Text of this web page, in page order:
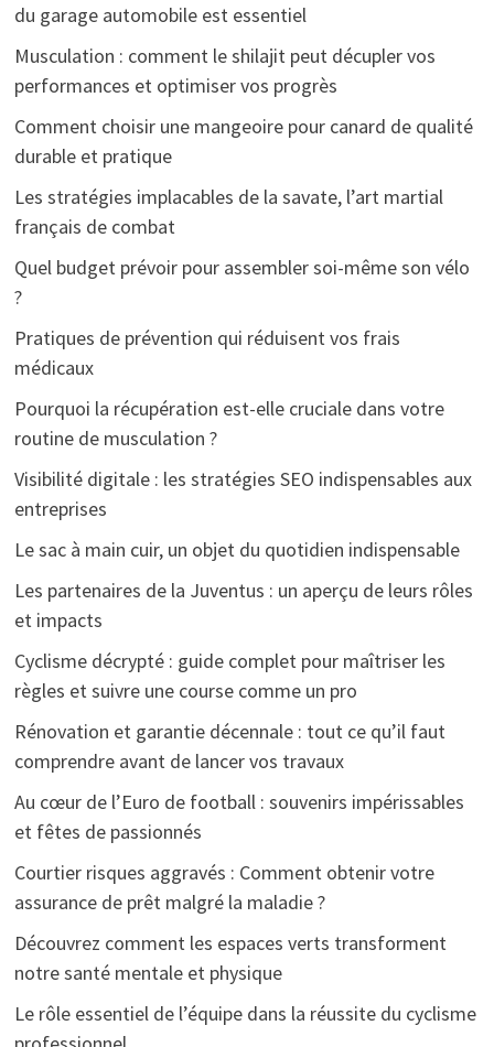
du garage automobile est essentiel
Musculation : comment le shilajit peut décupler vos
performances et optimiser vos progrès
Comment choisir une mangeoire pour canard de qualité
durable et pratique
Les stratégies implacables de la savate, l’art martial
français de combat
Quel budget prévoir pour assembler soi-même son vélo
?
Pratiques de prévention qui réduisent vos frais
médicaux
Pourquoi la récupération est-elle cruciale dans votre
routine de musculation ?
Visibilité digitale : les stratégies SEO indispensables aux
entreprises
Le sac à main cuir, un objet du quotidien indispensable
Les partenaires de la Juventus : un aperçu de leurs rôles
et impacts
Cyclisme décrypté : guide complet pour maîtriser les
règles et suivre une course comme un pro
Rénovation et garantie décennale : tout ce qu’il faut
comprendre avant de lancer vos travaux
Au cœur de l’Euro de football : souvenirs impérissables
et fêtes de passionnés
Courtier risques aggravés : Comment obtenir votre
assurance de prêt malgré la maladie ?
Découvrez comment les espaces verts transforment
notre santé mentale et physique
Le rôle essentiel de l’équipe dans la réussite du cyclisme